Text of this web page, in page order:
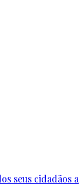
seus cidadãos a